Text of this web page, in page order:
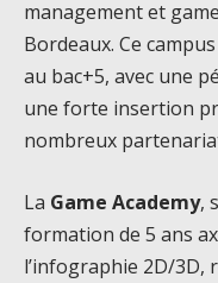
management et
Bordeaux. Ce
au bac+5, avec une
une forte insertion
nombreux
La Game Academy,
formation de 5 ans
l’infographie 2D/3D,